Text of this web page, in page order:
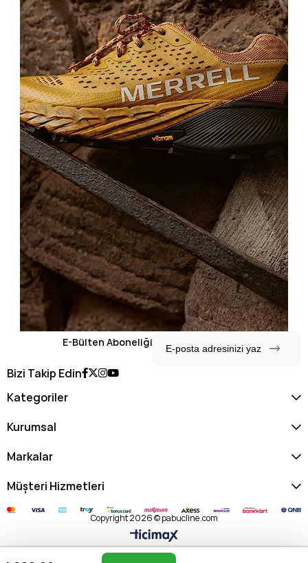
E-Bülten Aboneliği
Bizi Takip Edin
Kategoriler
Kurumsal
Markalar
Müşteri Hizmetleri
Copyright 2026 © pabucline.com